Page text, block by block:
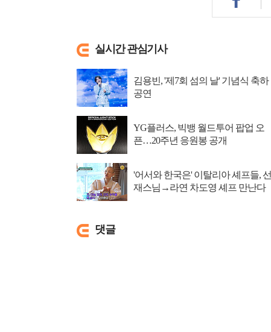
실시간 관심기사
김용빈, '제7회 섬의 날' 기념식 축하
공연
YG플러스, 빅뱅 월드투어 팝업 오
픈…20주년 응원봉 공개
'어서와 한국은' 이탈리아 셰프들, 선
재스님→라연 차도영 셰프 만난다
댓글